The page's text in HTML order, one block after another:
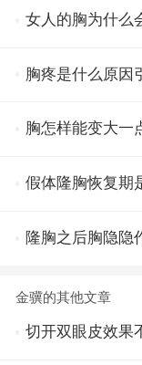
女人的胸为什么
胸疼是什么原因
胸怎样能变大一
假体隆胸恢复期
隆胸之后胸隐隐
金骥的其他文章
切开双眼皮效果